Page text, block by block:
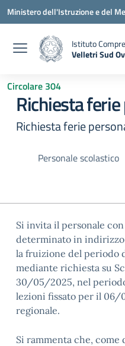
Vai ai contenuti
Vai al menu di navigazione
Vai al footer
Ministero dell'Istruzione e del
Istituto
Velletri Sud
Circolare 304
Richiesta
Richiesta ferie
Personale scolastico
Si invita il personale
determinato in
la fruizione del periodo
mediante richiesta su
30/05/2025, nel
lezioni fissato per il 06/
regionale.
Si rammenta che,